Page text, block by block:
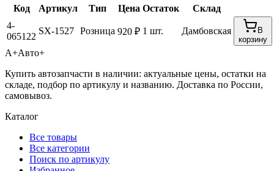
Код Артикул Тип Цена Остаток
Склад
4-
065122
SX-1527 Розница 920 ₽ 1 шт. Дамбовская
В
корзину
А+Авто+
Купить автозапчасти в наличии: актуальные цены, остатки на
складе, подбор по артикулу и названию. Доставка по России,
самовывоз.
Каталог
Все товары
Все категории
Поиск по артикулу